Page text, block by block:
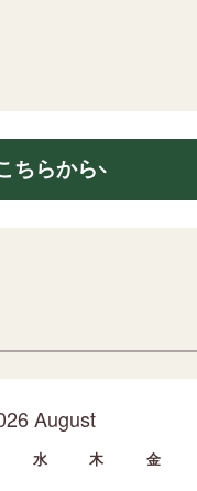
ちらから
August
水 木 金